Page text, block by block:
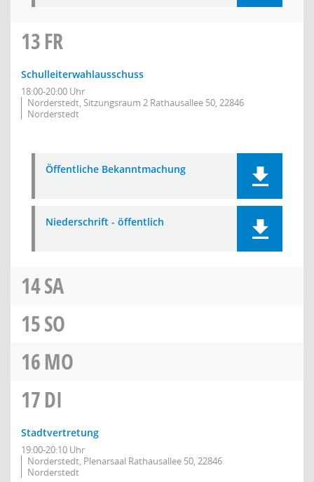
13FR
Schulleiterwahlausschuss
18:00-20:00 Uhr
Norderstedt, Sitzungsraum 2 Rathausallee 50, 22846
Norderstedt
Öffentliche Bekanntmachung
Niederschrift - öffentlich
14SA
15SO
16MO
17DI
Stadtvertretung
19:00-20:10 Uhr
Norderstedt, Plenarsaal Rathausallee 50, 22846
Norderstedt